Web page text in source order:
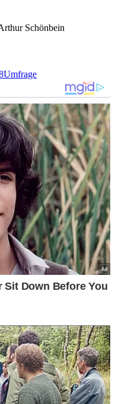
Schönbein
Umfrage